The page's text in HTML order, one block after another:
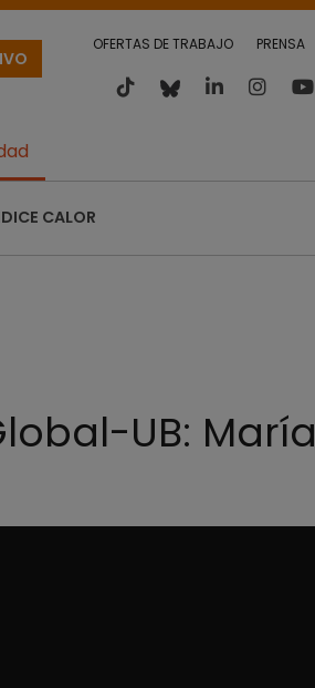
OFERTAS DE TRABAJO PRENSA
CALOR
UB: María